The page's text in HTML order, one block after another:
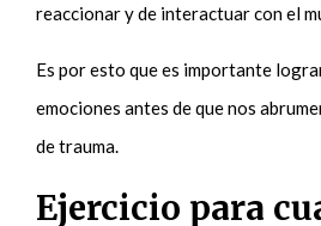
reaccionar y de interactuar con el
Es por esto que es importante
emociones antes de que nos
de trauma.
Ejercicio para